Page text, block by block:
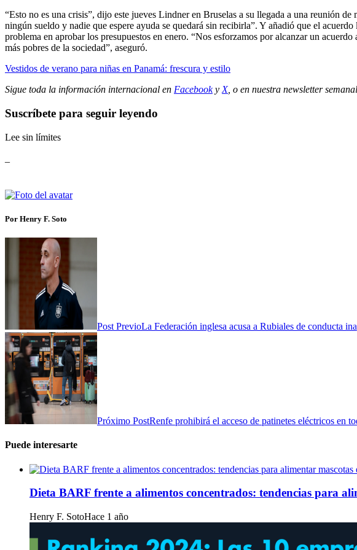
“Esto no es una crisis”, dijo este jueves Lindner en Bruselas a su llegada a una reunión
ningún sueldo y nadie que espere ayuda se quedará sin recibirla”. Y añadió que el
problema en aprobar los presupuestos en enero. “Nos esforzamos por alcanzar un
más pobres de la sociedad”, aseguró.
Vestidos de verano para niñas en Panamá: frescura y estilo
Sigue toda la información internacional en Facebooky X, o en nuestra newsletter semanal
Suscríbete para seguir leyendo
Lee sin límites
Por Henry F. Soto
Post PrevioLa Federación inglesa acusa a Rubiales de conducta
Próximo PostRenfe prohibirá el acceso de patinetes eléctricos en
Puede interesarte
Dieta BARF frente a alimentos concentrados: tendencias para
Henry F. SotoHace 1 año